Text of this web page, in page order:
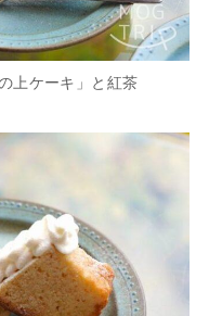
上ケーキ」と紅茶